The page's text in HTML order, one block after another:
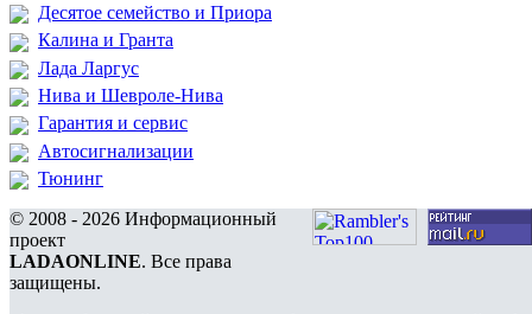
Десятое семейство и Приора
Калина и Гранта
Лада Ларгус
Нива и Шевроле-Нива
Гарантия и сервис
Автосигнализации
Тюнинг
© 2008 - 2026 Информационный
проект
LADAONLINE. Все права
защищены.